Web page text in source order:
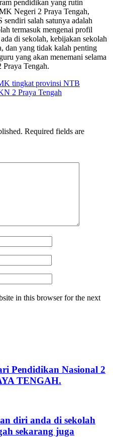
pendidikan yang rutin
Negeri 2 Praya Tengah,
salah satunya adalah
termasuk mengenai profil
di sekolah, kebijakan sekolah
dan yang tidak kalah penting
yang akan menemani selama
Tengah.
tingkat provinsi NTB
2 Praya Tengah
Required fields are
in this browser for the next
Pendidikan Nasional 2
TENGAH.
diri anda di sekolah
sekarang juga